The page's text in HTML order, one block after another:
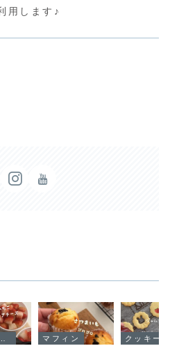
用します♪
マフィン クッキー